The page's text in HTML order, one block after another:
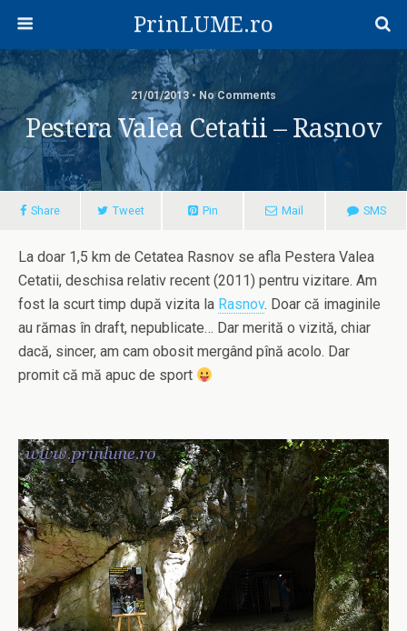
PrinLUME.ro
21/01/2013 • No Comments
Pestera Valea Cetatii – Rasnov
Share Tweet Pin Mail SMS
La doar 1,5 km de Cetatea Rasnov se afla Pestera Valea
Cetatii, deschisa relativ recent (2011) pentru vizitare. Am
fost la scurt timp după vizita la Rasnov. Doar că imaginile
au rămas în draft, nepublicate… Dar merită o vizită, chiar
dacă, sincer, am cam obosit mergând pînă acolo. Dar
promit că mă apuc de sport